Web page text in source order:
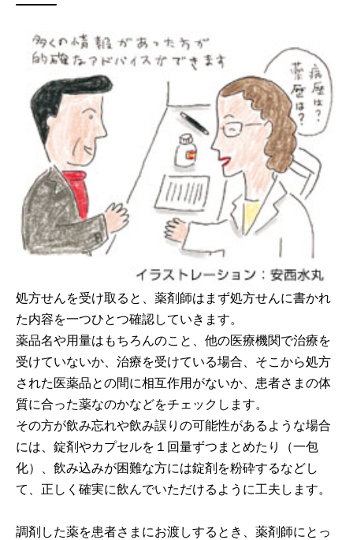
処方せんを受け取ると、薬剤師はまず処方せんに書かれ
た内容を一つひとつ確認していきます。
薬品名や用量はもちろんのこと、他の医療機関で治療を
受けていないか、治療を受けている場合、そこから処方
された医薬品との間に相互作用がないか、患者さまの体
質に合った薬なのかなどをチェックします。
その方が飲み忘れや飲み誤りの可能性があるような場合
には、錠剤やカプセルを１回量ずつまとめたり（一包
化）、飲み込みが困難な方には錠剤を粉砕するなどし
て、正しく確実に飲んでいただけるように工夫します。
調剤した薬を患者さまにお渡しするとき、薬剤師にとっ